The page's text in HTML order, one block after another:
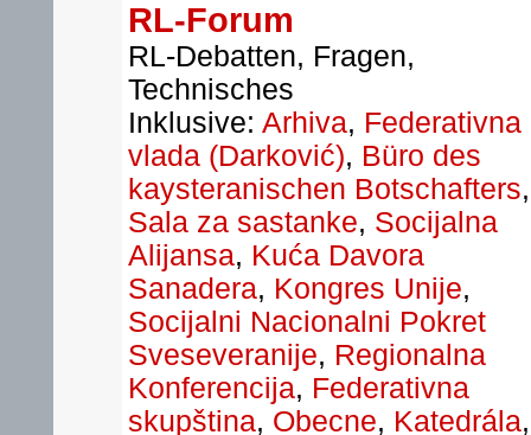
RL-Forum
RL-Debatten, Fragen,
Technisches
Inklusive: Arhiva, Federativna
vlada (Darković), Büro des
kaysteranischen Botschafters,
Sala za sastanke, Socijalna
Alijansa, Kuća Davora
Sanadera, Kongres Unije,
Socijalni Nacionalni Pokret
Sveseveranije, Regionalna
Konferencija, Federativna
skupština, Obecne, Katedrála,